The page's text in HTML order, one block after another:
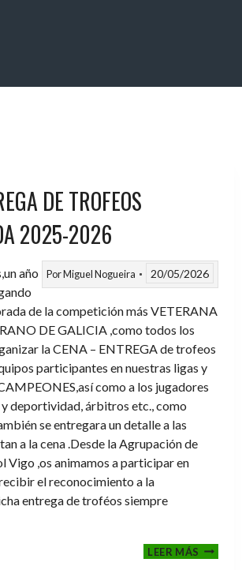
DE TROFEOS
2025-2026
PorMiguel Nogueira 20/05/2026
año
de la competición más VETERANA
DE GALICIA ,como todos los
la CENA – ENTREGA de trofeos
participantes en nuestras ligas y
como a los jugadores
deportividad, árbitros etc., como
se entregara un detalle a las
a la cena .Desde la Agrupación de
Vigo ,os animamos a participar en
el reconocimiento a la
entrega de troféos siempre
LEER MÁSCENA-